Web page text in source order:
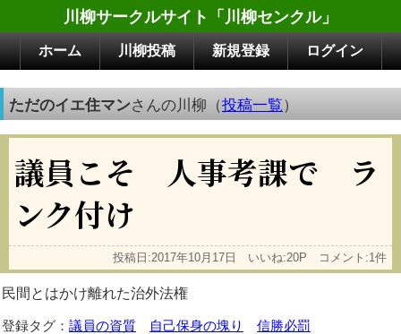
川柳サークルサイト「川柳センクル」
ホーム 川柳投稿 新規登録 ログイン
ただのイエ住マンさんの川柳（投稿一覧）
議員こそ 人事考課で ラ
ンク付け
投稿日:2017年10月17日 いいね:20P コメント:1件
民間とはかけ離れた治外法権
登録タグ： 議員の資質 自己保身の塊り 信勝必罰